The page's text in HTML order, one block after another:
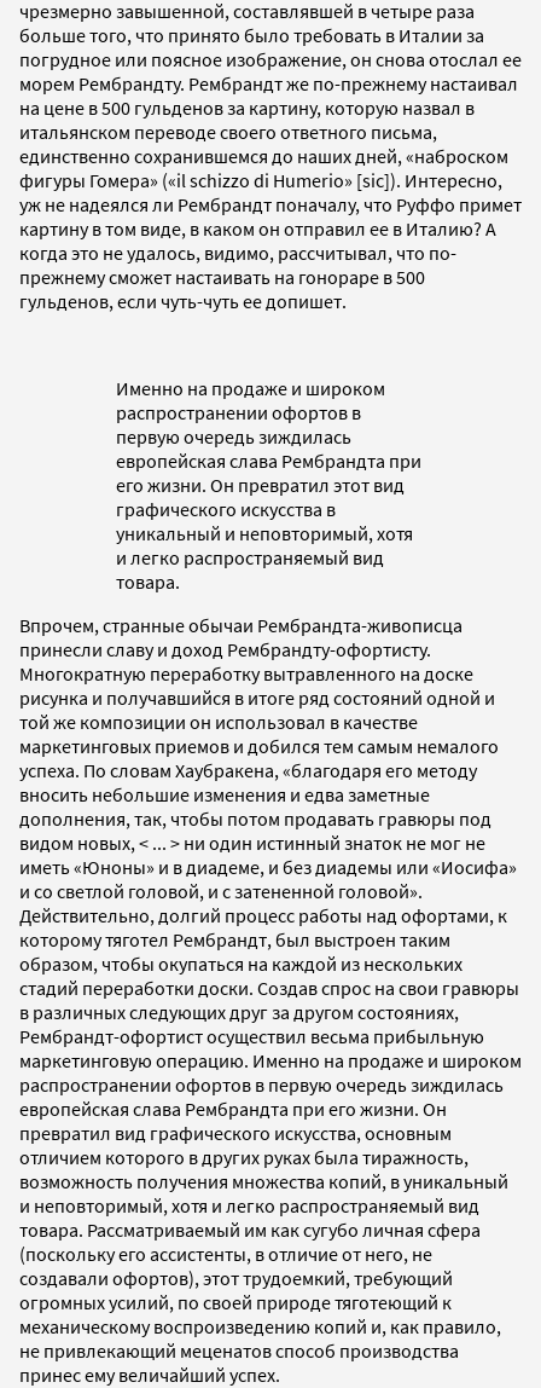
чрезмерно завышенной, составлявшей в четыре раза
больше того, что принято было требовать в Италии за
погрудное или поясное изображение, он снова отослал ее
морем Рембрандту. Рембрандт же по-прежнему настаивал
на цене в 500 гульденов за картину, которую назвал в
итальянском переводе своего ответного письма,
единственно сохранившемся до наших дней, «наброском
фигуры Гомера» («il schizzo di Humerio» [sic]). Интересно,
уж не надеялся ли Рембрандт поначалу, что Руффо примет
картину в том виде, в каком он отправил ее в Италию? А
когда это не удалось, видимо, рассчитывал, что по-
прежнему сможет настаивать на гонораре в 500
гульденов, если чуть-чуть ее допишет.
Именно на продаже и широком
распространении офортов в
первую очередь зиждилась
европейская слава Рембрандта при
его жизни. Он превратил этот вид
графического искусства в
уникальный и неповторимый, хотя
и легко распространяемый вид
товара.
Впрочем, странные обычаи Рембрандта-живописца
принесли славу и доход Рембрандту-офортисту.
Многократную переработку вытравленного на доске
рисунка и получавшийся в итоге ряд состояний одной и
той же композиции он использовал в качестве
маркетинговых приемов и добился тем самым немалого
успеха. По словам Хаубракена, «благодаря его методу
вносить небольшие изменения и едва заметные
дополнения, так, чтобы потом продавать гравюры под
видом новых, < ... > ни один истинный знаток не мог не
иметь «Юноны» и в диадеме, и без диадемы или «Иосифа»
и со светлой головой, и с затененной головой».
Действительно, долгий процесс работы над офортами, к
которому тяготел Рембрандт, был выстроен таким
образом, чтобы окупаться на каждой из нескольких
стадий переработки доски. Создав спрос на свои гравюры
в различных следующих друг за другом состояниях,
Рембрандт-офортист осуществил весьма прибыльную
маркетинговую операцию. Именно на продаже и широком
распространении офортов в первую очередь зиждилась
европейская слава Рембрандта при его жизни. Он
превратил вид графического искусства, основным
отличием которого в других руках была тиражность,
возможность получения множества копий, в уникальный
и неповторимый, хотя и легко распространяемый вид
товара. Рассматриваемый им как сугубо личная сфера
(поскольку его ассистенты, в отличие от него, не
создавали офортов), этот трудоемкий, требующий
огромных усилий, по своей природе тяготеющий к
механическому воспроизведению копий и, как правило,
не привлекающий меценатов способ производства
принес ему величайший успех.